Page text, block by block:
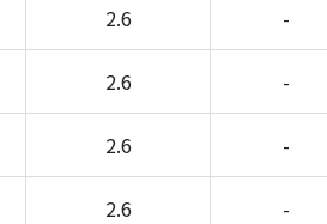
2.6 -
2.6 -
2.6 -
2.6 -